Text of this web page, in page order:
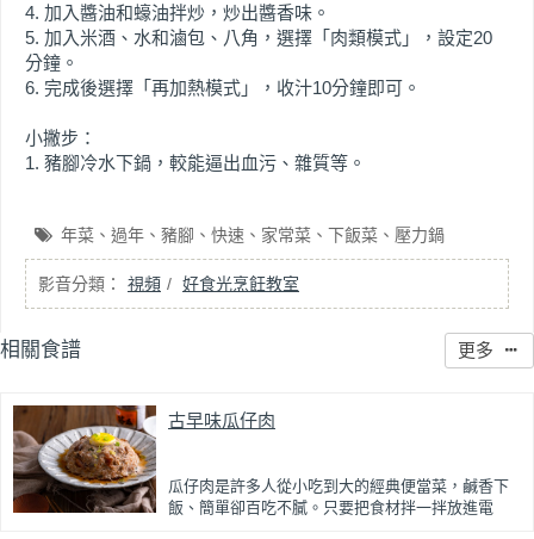
4. 加入醬油和蠔油拌炒，炒出醬香味。
5. 加入米酒、水和滷包、八角，選擇「肉類模式」，設定20
分鐘。
6. 完成後選擇「再加熱模式」，收汁10分鐘即可。
小撇步：
1. 豬腳冷水下鍋，較能逼出血污、雜質等。
年菜 過年 豬腳 快速 家常菜 下飯菜 壓力鍋
視頻 好食光烹飪教室
相關食譜 更多
古早味瓜仔肉
瓜仔肉是許多人從小吃到大的經典便當菜，鹹香下
飯、簡單卻百吃不膩。只要把食材拌一拌放進電